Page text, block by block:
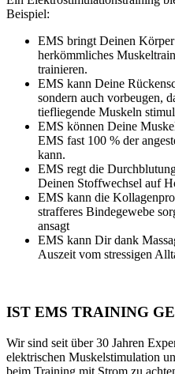
Beispiel:
EMS bringt Deinen
herkömmliches
trainieren.
EMS kann Deine
sondern auch vorbeugen,
tiefliegende Muskeln
EMS können Deine
EMS fast 100 % der
kann.
EMS regt die
Deinen Stoffwechsel auf
EMS kann die
strafferes Bindegewebe
ansagt
EMS kann Dir dank
Auszeit vom stressigen
IST EMS TRAINING
Wir sind seit über 30 Jahren
elektrischen Muskelstimulation
beim Training mit Strom zu